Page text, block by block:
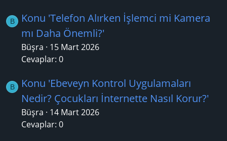
B
Konu 'Telefon Alırken İşlemci mi Kamera
mı Daha Önemli?'
Büşra
15 Mart 2026
Cevaplar: 0
B
Konu 'Ebeveyn Kontrol Uygulamaları
Nedir? Çocukları İnternette Nasıl Korur?'
Büşra
14 Mart 2026
Cevaplar: 0